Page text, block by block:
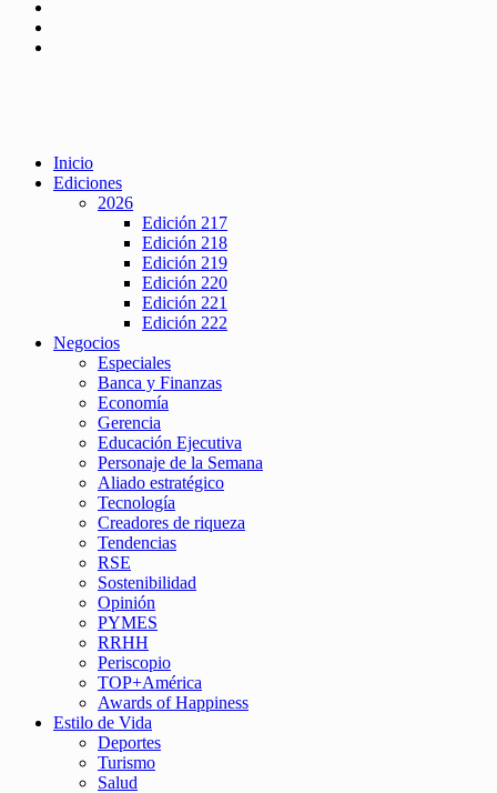
Inicio
Ediciones
2026
Edición 217
Edición 218
Edición 219
Edición 220
Edición 221
Edición 222
Negocios
Especiales
Banca y Finanzas
Economía
Gerencia
Educación Ejecutiva
Personaje de la Semana
Aliado estratégico
Tecnología
Creadores de riqueza
Tendencias
RSE
Sostenibilidad
Opinión
PYMES
RRHH
Periscopio
TOP+América
Awards of Happiness
Estilo de Vida
Deportes
Turismo
Salud